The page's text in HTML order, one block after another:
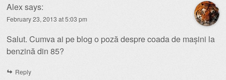
Alexsays:
February 23, 2013 at 5:03 pm
Salut. Cumva ai pe blog o poză despre coada de mașini la
benzină din 85?
Reply